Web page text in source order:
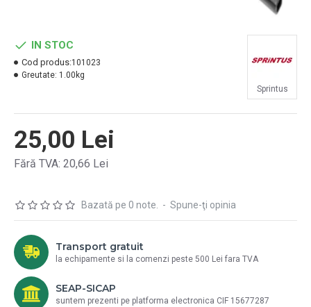
Bazată pe 0 note. - Spune-ţi opinia
25,00 Lei
Fără TVA: 20,66 Lei
IN STOC
Cod produs:101023
Greutate: 1.00kg
Sprintus
Transport gratuit
la echipamente si la comenzi peste 500 Lei fara TVA
SEAP-SICAP
suntem prezenti pe platforma electronica CIF 15677287